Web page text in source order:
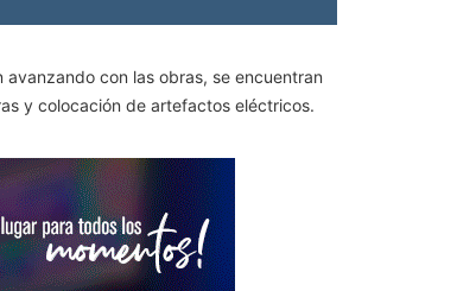
con las obras, se encuentran
y colocación de artefactos eléctricos.